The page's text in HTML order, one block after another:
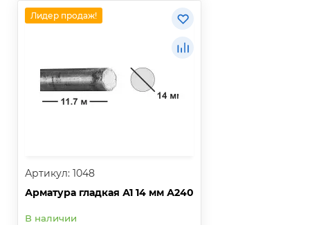
Лидер продаж!
Артикул: 1048
Арматура гладкая А1 14 мм А240
В наличии